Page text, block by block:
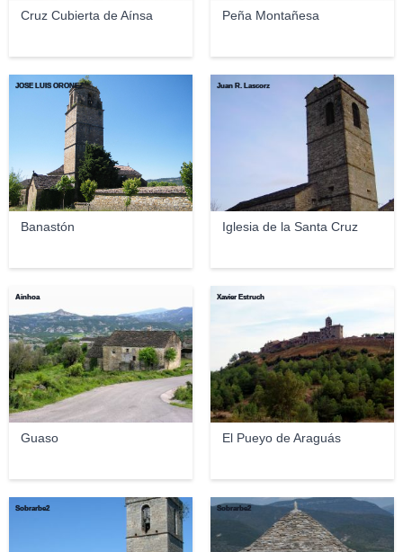
Cruz Cubierta de Aínsa Peña Montañesa
Banastón
JOSE LUIS OROÑEZ
Iglesia de la Santa Cruz
Juan R. Lascorz
Guaso
Ainhoa
El Pueyo de Araguás
Xavier Estruch
Sobrarbe2 Sobrarbe2